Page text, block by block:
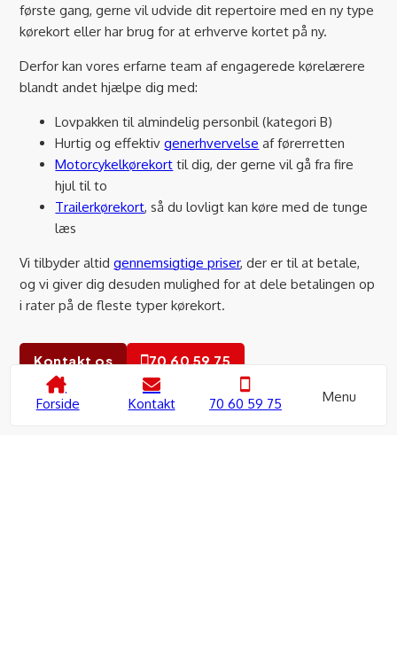
Forside Kontakt 70 60 59 75 Menu
Skriv til os
første gang, gerne vil udvide dit repertoire med en ny type
kørekort eller har brug for at erhverve kortet på ny.
Derfor kan vores erfarne team af engagerede kørelærere
blandt andet hjælpe dig med:
Lovpakken til almindelig personbil (kategori B)
Hurtig og effektivgenerhvervelse af førerretten
Motorcykelkørekort til dig, der gerne vil gå fra fire
hjul til to
Trailerkørekort, så du lovligt kan køre med de tunge
læs
Vi tilbyder altidgennemsigtige priser, der er til at betale,
og vi giver dig desuden mulighed for at dele betalingen op
i rater på de fleste typer kørekort.
Kontakt os 70 60 59 75